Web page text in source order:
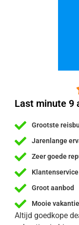
Last minute 9
Grootste
Jarenlange
Zeer goede
Groot aanbod
Mooie
Altijd goedkope